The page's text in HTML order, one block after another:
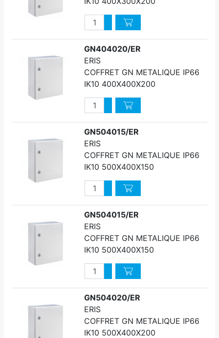
QuantitéAugmenter quantité
Diminuer quantité
GN404020/ER
ERIS
COFFRET GN METALIQUE IP66
IK10 400X400X200
QuantitéAugmenter quantité
Diminuer quantité
GN504015/ER
ERIS
COFFRET GN METALIQUE IP66
IK10 500X400X150
QuantitéAugmenter quantité
Diminuer quantité
GN504015/ER
ERIS
COFFRET GN METALIQUE IP66
IK10 500X400X150
QuantitéAugmenter quantité
Diminuer quantité
GN504020/ER
ERIS
COFFRET GN METALIQUE IP66
IK10 500X400X200